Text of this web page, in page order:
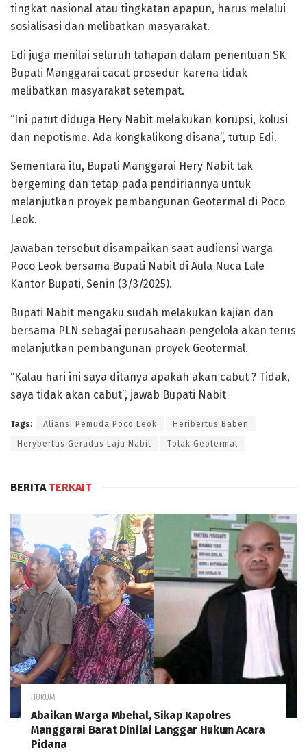
tingkat nasional atau tingkatan apapun, harus melalui
sosialisasi dan melibatkan masyarakat.
Edi juga menilai seluruh tahapan dalam penentuan SK
Bupati Manggarai cacat prosedur karena tidak
melibatkan masyarakat setempat.
“Ini patut diduga Hery Nabit melakukan korupsi, kolusi
dan nepotisme. Ada kongkalikong disana”, tutup Edi.
Sementara itu, Bupati Manggarai Hery Nabit tak
bergeming dan tetap pada pendiriannya untuk
melanjutkan proyek pembangunan Geotermal di Poco
Leok.
Jawaban tersebut disampaikan saat audiensi warga
Poco Leok bersama Bupati Nabit di Aula Nuca Lale
Kantor Bupati, Senin (3/3/2025).
Bupati Nabit mengaku sudah melakukan kajian dan
bersama PLN sebagai perusahaan pengelola akan terus
melanjutkan pembangunan proyek Geotermal.
“Kalau hari ini saya ditanya apakah akan cabut ? Tidak,
saya tidak akan cabut”, jawab Bupati Nabit
Tags: Aliansi Pemuda Poco Leok Heribertus Baben
Herybertus Geradus Laju Nabit Tolak Geotermal
BERITATERKAIT
HUKUM
Abaikan Warga Mbehal, Sikap Kapolres
Manggarai Barat Dinilai Langgar Hukum Acara
Pidana